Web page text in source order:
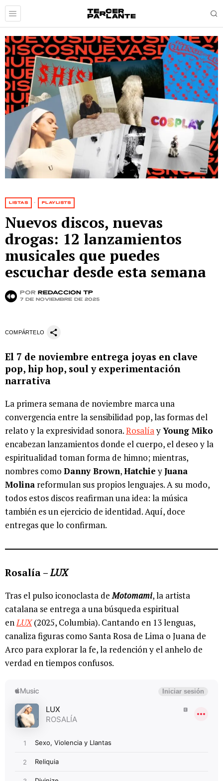
LISTAS · PLAYLISTS
Nuevos discos, nuevas
drogas: 12 lanzamientos
musicales que puedes
escuchar desde esta semana
por Redacción TP
7 de noviembre de 2025
COMPÁRTELO
El 7 de noviembre entrega joyas en clave
pop, hip hop, soul y experimentación
narrativa
La primera semana de noviembre marca una
convergencia entre la sensibilidad pop, las formas del
relato y la expresividad sonora.RosalíayYoung Miko
encabezan lanzamientos donde el cuerpo, el deseo y la
espiritualidad toman forma de himno; mientras,
nombres como Danny Brown,HatchieyJuana
Molina reformulan sus propios lenguajes. A su modo,
todos estos discos reafirman una idea: la música
también es un ejercicio de identidad. Aquí, doce
entregas que lo confirman.
Rosalía –LUX
Tras el pulso iconoclasta deMotomami, la artista
catalana se entrega a una búsqueda espiritual
enLUX(2025, Columbia). Cantando en 13 lenguas,
canaliza figuras como Santa Rosa de Lima o Juana de
Arco para explorar la fe, la redención y el anhelo de
verdad en tiempos confusos.